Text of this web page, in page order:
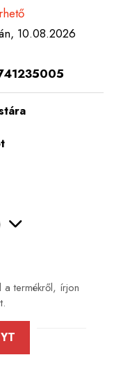
10.08.2026
a termékről, írjon